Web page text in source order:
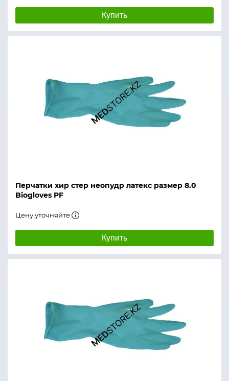
Купить
Перчатки хир стер неопудр латекс размер 8.0
Biogloves PF
Цену уточняйте
Купить